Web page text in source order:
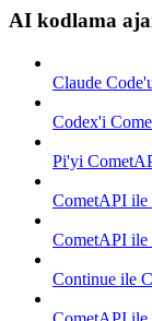
AI kodlama
Claude
Codex'i
Pi'yi
CometAPI ile
CometAPI ile
Continue ile